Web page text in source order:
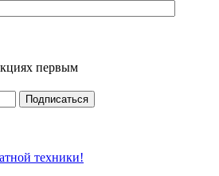
первым
техники!